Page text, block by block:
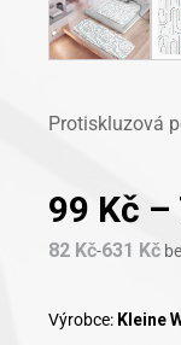
Protiskluzová
99 Kč –
82 Kč-631 Kč
Výrobce: Kleine